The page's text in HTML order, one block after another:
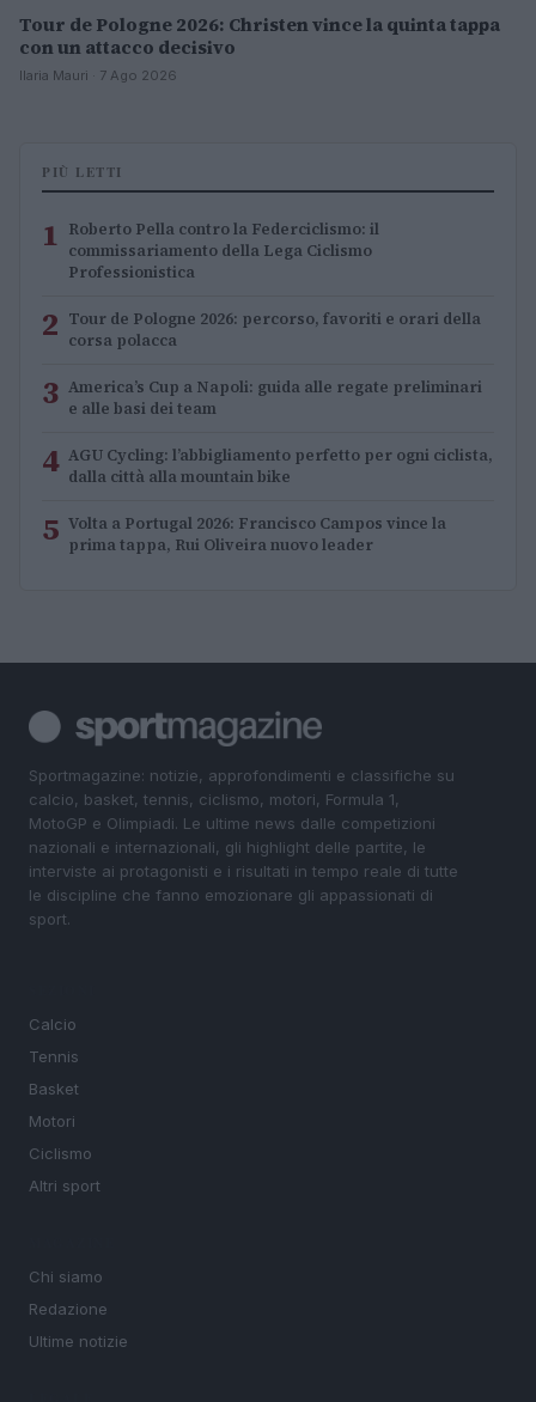
Tour de Pologne 2026: Christen vince la quinta tappa
con un attacco decisivo
Ilaria Mauri · 7 Ago 2026
PIÙ LETTI
1 Roberto Pella contro la Federciclismo: il
commissariamento della Lega Ciclismo
Professionistica
2 Tour de Pologne 2026: percorso, favoriti e orari della
corsa polacca
3 America’s Cup a Napoli: guida alle regate preliminari
e alle basi dei team
4 AGU Cycling: l’abbigliamento perfetto per ogni ciclista,
dalla città alla mountain bike
5 Volta a Portugal 2026: Francisco Campos vince la
prima tappa, Rui Oliveira nuovo leader
Sportmagazine: notizie, approfondimenti e classifiche su
calcio, basket, tennis, ciclismo, motori, Formula 1,
MotoGP e Olimpiadi. Le ultime news dalle competizioni
nazionali e internazionali, gli highlight delle partite, le
interviste ai protagonisti e i risultati in tempo reale di tutte
le discipline che fanno emozionare gli appassionati di
sport.
Calcio
Tennis
Basket
Motori
Ciclismo
Altri sport
Chi siamo
Redazione
Ultime notizie